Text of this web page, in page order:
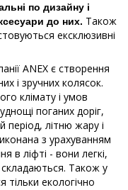
по дизайну і
до них. Також
ексклюзивні
ANEX є створення
і зручних колясок.
клімату і умов
поганих доріг,
період, літню жару і
з урахуванням
в ліфті - вони легкі,
Також у
тільки екологічно